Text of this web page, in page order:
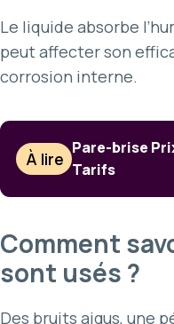
Le liquide absorbe
peut affecter son
corrosion interne.
À lire
Pare-brise
Tarifs
Comment
sont usés ?
Des bruits aigus, une